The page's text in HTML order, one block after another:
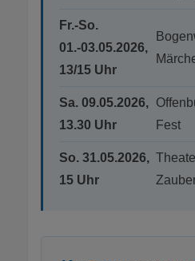
Fr.-So.
01.-03.05.2026,
13/15 Uhr
Sa. 09.05.2026,
13.30 Uhr
Fest
So. 31.05.2026,
15 Uhr